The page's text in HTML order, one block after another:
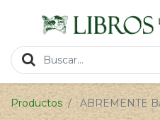
Productos ABREMENTE